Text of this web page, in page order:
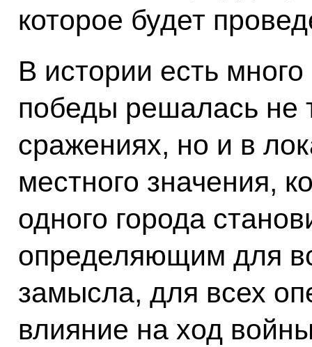
которое будет
В истории есть
победы решалась не
сражениях, но и в
местного значения,
одного города
определяющим для
замысла, для всех
влияние на ход